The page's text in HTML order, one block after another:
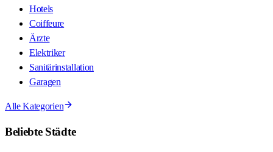
Hotels
Coiffeure
Ärzte
Elektriker
Sanitärinstallation
Garagen
Alle Kategorien
Beliebte Städte